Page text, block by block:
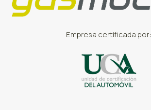
Empresa certificada por: